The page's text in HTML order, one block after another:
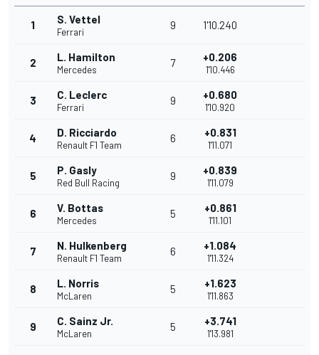
1 S. Vettel
Ferrari
9 1'10.240
2 L. Hamilton
Mercedes
7 +0.206
1'10.446
3 C. Leclerc
Ferrari
9 +0.680
1'10.920
4 D. Ricciardo
Renault F1 Team
6 +0.831
1'11.071
5 P. Gasly
Red Bull Racing
9 +0.839
1'11.079
6 V. Bottas
Mercedes
5 +0.861
1'11.101
7 N. Hulkenberg
Renault F1 Team
6 +1.084
1'11.324
8 L. Norris
McLaren
5 +1.623
1'11.863
9 C. Sainz Jr.
McLaren
5 +3.741
1'13.981